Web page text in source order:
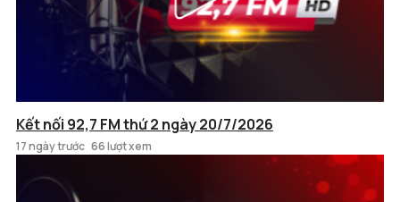
Kết nối 92,7 FM thứ 2 ngày 20/7/2026
17 ngày trước 66 lượt xem